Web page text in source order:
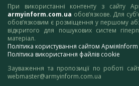
При використанні контенту з сайту
armyinform.com.ua обов’язкове. Для
обов’язковим є розміщення у першому
відкритого для пошукових систем
матеріал.
Політика користування сайтом АрміяInform
Політика використання файлів cookie
Зауваження та пропозиції по роботі
webmaster@armyinform.com.ua